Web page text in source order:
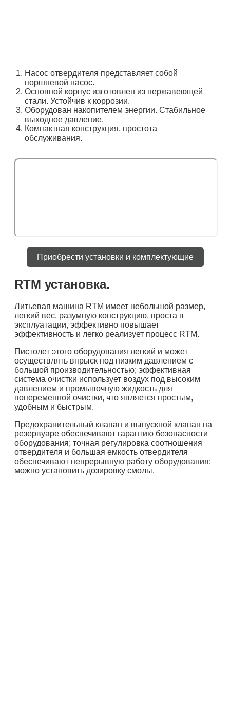
Насос отвердителя представляет собой
поршневой насос.
Основной корпус изготовлен из нержавеющей
стали. Устойчив к коррозии.
Оборудован накопителем энергии. Стабильное
выходное давление.
Компактная конструкция, простота
обслуживания.
Приобрести установки и комплектующие
RTM установка.
Литьевая машина RTM имеет небольшой размер,
легкий вес, разумную конструкцию, проста в
эксплуатации, эффективно повышает
эффективность и легко реализует процесс RTM.
Пистолет этого оборудования легкий и может
осуществлять впрыск под низким давлением с
большой производительностью; эффективная
система очистки использует воздух под высоким
давлением и промывочную жидкость для
попеременной очистки, что является простым,
удобным и быстрым.
Предохранительный клапан и выпускной клапан на
резервуаре обеспечивают гарантию безопасности
оборудования; точная регулировка соотношения
отвердителя и большая емкость отвердителя
обеспечивают непрерывную работу оборудования;
можно установить дозировку смолы.